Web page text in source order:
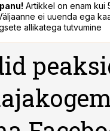
Artikkel on enam kui
ei uuenda ega
allikatega tutvumine